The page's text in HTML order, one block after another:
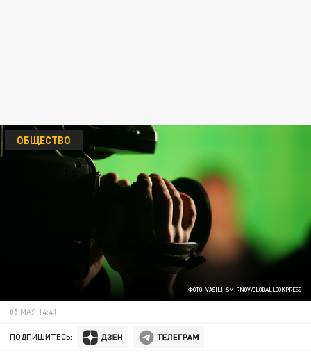
ФОТО: VASILII SMIRNOV/GLOBALLOOKPRESS
ОБЩЕСТВО
05 МАЯ 14:41
ПОДПИШИТЕСЬ: